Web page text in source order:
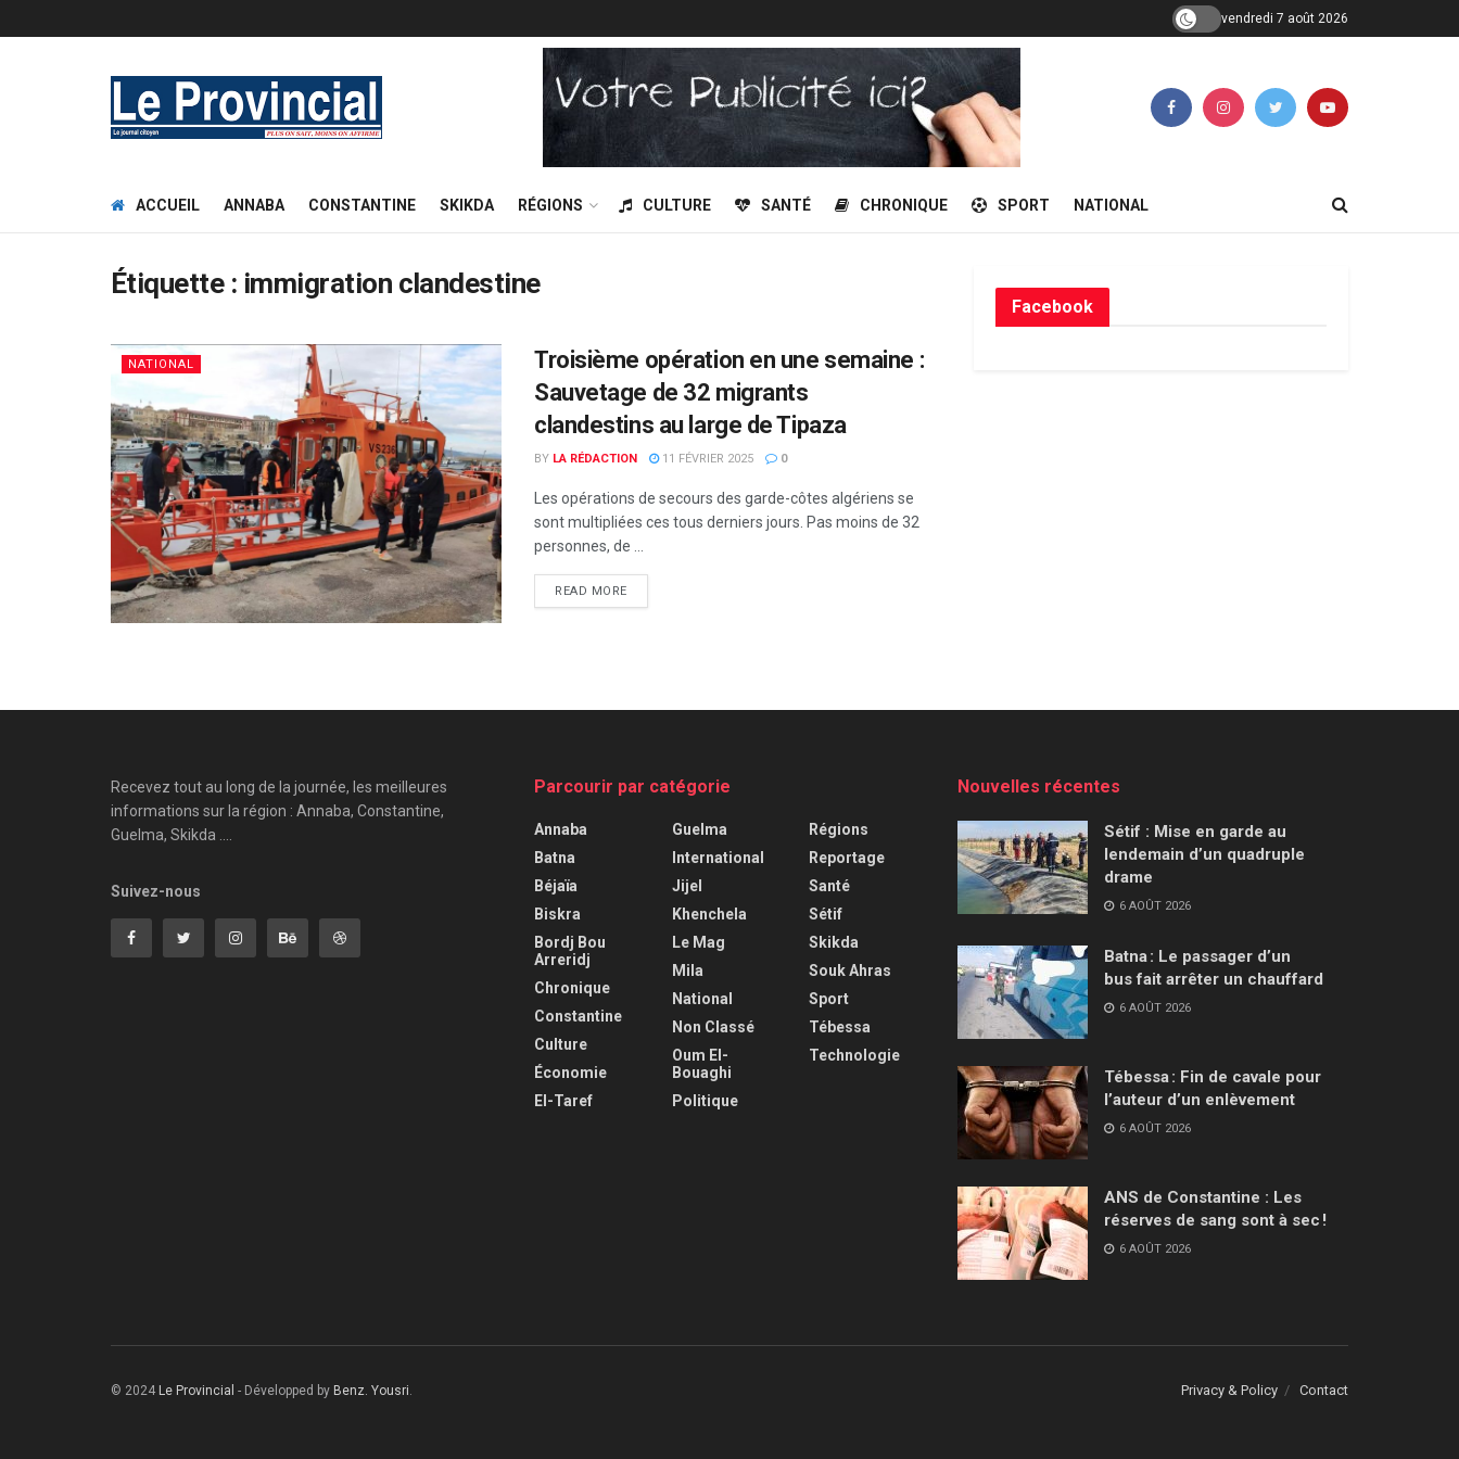
vendredi 7 août 2026
ACCUEIL ANNABA CONSTANTINE SKIKDA RÉGIONS CULTURE SANTÉ CHRONIQUE SPORT NATIONAL
Étiquette : immigration clandestine
NATIONAL
Troisième opération en une semaine :
Sauvetage de 32 migrants
clandestins au large de Tipaza
BY LA RÉDACTION 11 FÉVRIER 2025 0
Les opérations de secours des garde-côtes algériens se
sont multipliées ces tous derniers jours. Pas moins de 32
personnes, de ...
READ MORE
Facebook
Recevez tout au long de la journée, les meilleures
informations sur la région : Annaba, Constantine,
Guelma, Skikda ....
Suivez-nous
Parcourir par catégorie
Annaba
Batna
Béjaïa
Biskra
Bordj Bou
Arreridj
Chronique
Constantine
Culture
Économie
El-Taref
Guelma
International
Jijel
Khenchela
Le Mag
Mila
National
Non Classé
Oum El-
Bouaghi
Politique
Régions
Reportage
Santé
Sétif
Skikda
Souk Ahras
Sport
Tébessa
Technologie
Nouvelles récentes
Sétif : Mise en garde au
lendemain d’un quadruple
drame
6 AOÛT 2026
Batna : Le passager d’un
bus fait arrêter un chauffard
6 AOÛT 2026
Tébessa : Fin de cavale pour
l’auteur d’un enlèvement
6 AOÛT 2026
ANS de Constantine : Les
réserves de sang sont à sec !
6 AOÛT 2026
Privacy & Policy Contact
© 2024 Le Provincial - Développed by Benz. Yousri